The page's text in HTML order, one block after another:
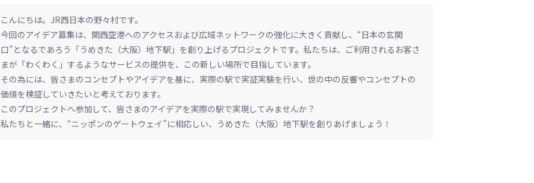
こんにちは。JR西日本の野々村です。
今回のアイデア募集は、関西空港へのアクセスおよび広域ネットワークの強化に大きく貢献し、“日本の玄関
口”となるであろう「うめきた（大阪）地下駅」を創り上げるプロジェクトです。私たちは、ご利用されるお客さ
まが「わくわく」するようなサービスの提供を、この新しい場所で目指しています。
その為には、皆さまのコンセプトやアイデアを基に、実際の駅で実証実験を行い、世の中の反響やコンセプトの
価値を検証していきたいと考えております。
このプロジェクトへ参加して、皆さまのアイデアを実際の駅で実現してみませんか？
私たちと一緒に、“ニッポンのゲートウェイ”に相応しい、うめきた（大阪）地下駅を創りあげましょう！